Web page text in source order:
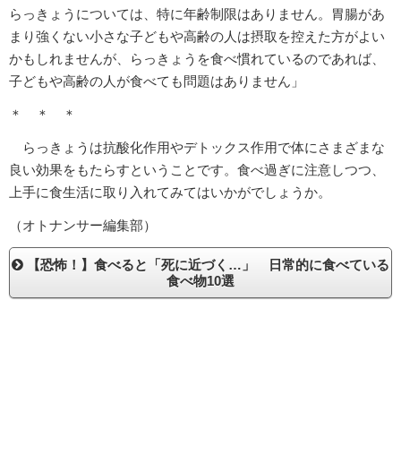
らっきょうについては、特に年齢制限はありません。胃腸があ
まり強くない小さな子どもや高齢の人は摂取を控えた方がよい
かもしれませんが、らっきょうを食べ慣れているのであれば、
子どもや高齢の人が食べても問題はありません」
＊ ＊ ＊
らっきょうは抗酸化作用やデトックス作用で体にさまざまな
良い効果をもたらすということです。食べ過ぎに注意しつつ、
上手に食生活に取り入れてみてはいかがでしょうか。
（オトナンサー編集部）
【恐怖！】食べると「死に近づく…」 日常的に食べている
食べ物10選